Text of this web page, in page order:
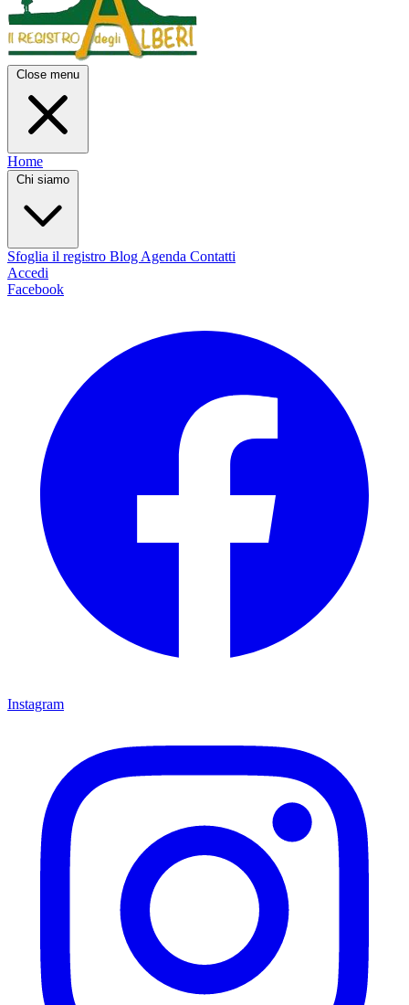
Close menu
Home
Chi siamo
Sfoglia il registro Blog Agenda Contatti
Accedi
Facebook
Instagram